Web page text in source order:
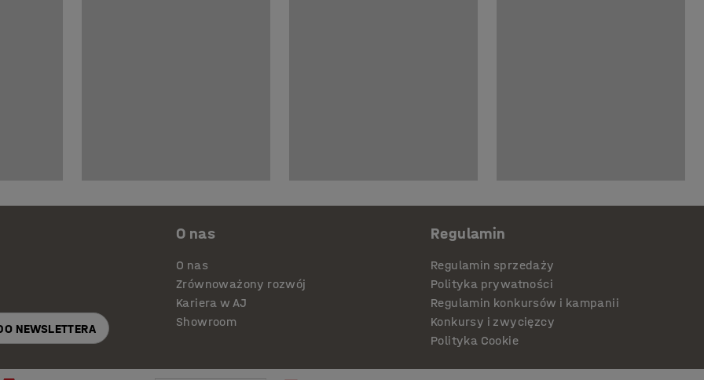
NEWSLETTERA
O nas
O nas
Zrównoważony rozwój
Kariera w AJ
Showroom
Regulamin
Regulamin sprzedaży
Polityka prywatności
Regulamin konkursów i kampanii
Konkursy i zwycięzcy
Polityka Cookie